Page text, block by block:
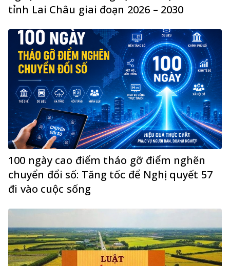
tỉnh Lai Châu giai đoạn 2026 – 2030
100 ngày cao điểm tháo gỡ điểm nghẽn
chuyển đổi số: Tăng tốc để Nghị quyết 57
đi vào cuộc sống